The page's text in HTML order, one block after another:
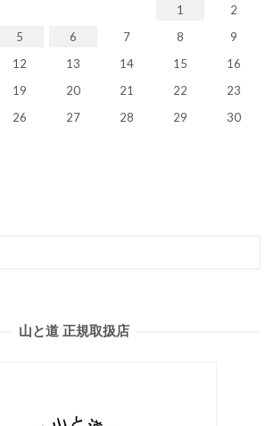
1
2
5 6 7 8
9
12 13 14 15
16
19 20 21 22
23
26 27 28 29
30
山と道 正規取扱店